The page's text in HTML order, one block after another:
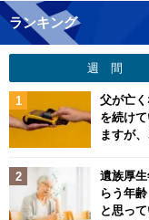
ランキング
週 間
父が亡
を続け
ますが
遺族厚
らう年
と思っ